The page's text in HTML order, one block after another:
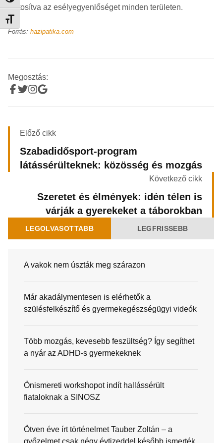
Betűméret váltása
biztosítva az esélyegyenlőséget minden területen.
Forrás: hazipatika.com
Megosztás:
Előző cikk
Szabadidősport-program
látássérülteknek: közösség és mozgás
Következő cikk
Szeretet és élmények: idén télen is
várják a gyerekeket a táborokban
LEGOLVASOTTABB LEGFRISSEBB
A vakok nem úszták meg szárazon
Már akadálymentesen is elérhetők a
szülésfelkészítő és gyermekegészségügyi videók
Több mozgás, kevesebb feszültség? Így segíthet
a nyár az ADHD-s gyermekeknek
Önismereti workshopot indít hallássérült
fiataloknak a SINOSZ
Ötven éve írt történelmet Tauber Zoltán – a